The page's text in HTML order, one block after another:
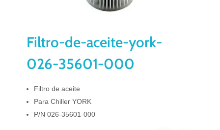
Filtro-de-aceite-york-
026-35601-000
Filtro de aceite
Para Chiller YORK
P/N 026-35601-000